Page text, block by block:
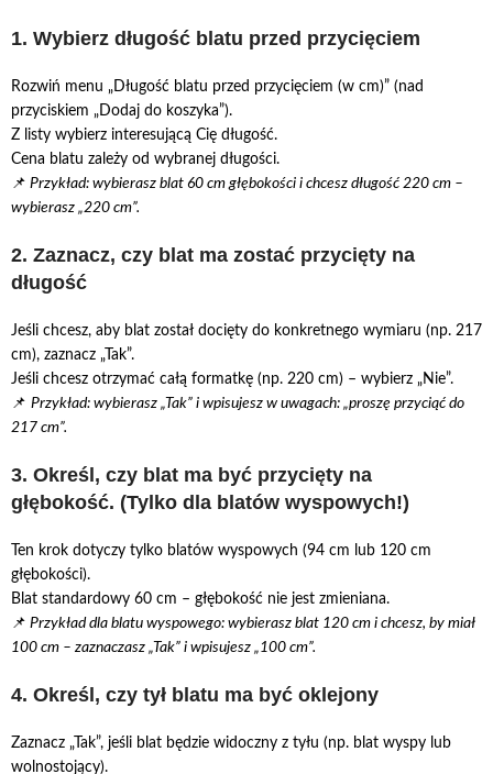
1. Wybierz długość blatu przed przycięciem
Rozwiń menu „Długość blatu przed przycięciem (w cm)” (nad
przyciskiem „Dodaj do koszyka”).
Z listy wybierz interesującą Cię długość.
Cena blatu zależy od wybranej długości.
📌 Przykład: wybierasz blat 60 cm głębokości i chcesz długość 220 cm –
wybierasz „220 cm”.
2. Zaznacz, czy blat ma zostać przycięty na
długość
Jeśli chcesz, aby blat został docięty do konkretnego wymiaru (np. 217
cm), zaznacz „Tak”.
Jeśli chcesz otrzymać całą formatkę (np. 220 cm) – wybierz „Nie”.
📌 Przykład: wybierasz „Tak” i wpisujesz w uwagach: „proszę przyciąć do
217 cm”.
3. Określ, czy blat ma być przycięty na
głębokość. (Tylko dla blatów wyspowych!)
Ten krok dotyczy tylko blatów wyspowych (94 cm lub 120 cm
głębokości).
Blat standardowy 60 cm – głębokość nie jest zmieniana.
📌 Przykład dla blatu wyspowego: wybierasz blat 120 cm i chcesz, by miał
100 cm – zaznaczasz „Tak” i wpisujesz „100 cm”.
4. Określ, czy tył blatu ma być oklejony
Zaznacz „Tak”, jeśli blat będzie widoczny z tyłu (np. blat wyspy lub
wolnostojący).